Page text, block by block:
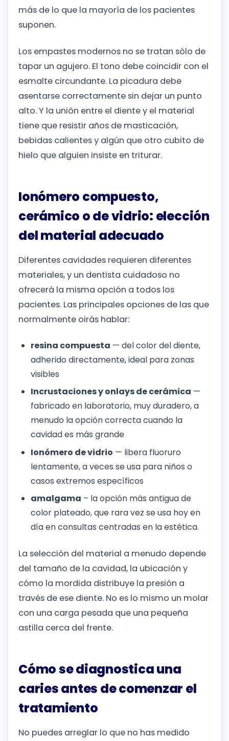
más de lo que la mayoría de los pacientes
suponen.
Los empastes modernos no se tratan sólo de
tapar un agujero. El tono debe coincidir con el
esmalte circundante. La picadura debe
asentarse correctamente sin dejar un punto
alto. Y la unión entre el diente y el material
tiene que resistir años de masticación,
bebidas calientes y algún que otro cubito de
hielo que alguien insiste en triturar.
Ionómero compuesto,
cerámico o de vidrio: elección
del material adecuado
Diferentes cavidades requieren diferentes
materiales, y un dentista cuidadoso no
ofrecerá la misma opción a todos los
pacientes. Las principales opciones de las que
normalmente oirás hablar:
resina compuesta — del color del diente,
adherido directamente, ideal para zonas
visibles
Incrustaciones y onlays de cerámica —
fabricado en laboratorio, muy duradero, a
menudo la opción correcta cuando la
cavidad es más grande
Ionómero de vidrio — libera fluoruro
lentamente, a veces se usa para niños o
casos extremos específicos
amalgama – la opción más antigua de
color plateado, que rara vez se usa hoy en
día en consultas centradas en la estética.
La selección del material a menudo depende
del tamaño de la cavidad, la ubicación y
cómo la mordida distribuye la presión a
través de ese diente. No es lo mismo un molar
con una carga pesada que una pequeña
astilla cerca del frente.
Cómo se diagnostica una
caries antes de comenzar el
tratamiento
No puedes arreglar lo que no has medido